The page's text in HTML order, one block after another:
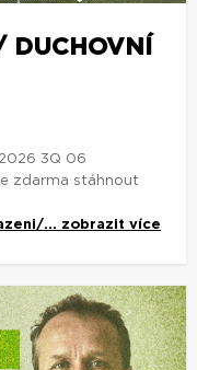
DUCHOVNÍ
3Q 06
zdarma stáhnout
... zobrazit více